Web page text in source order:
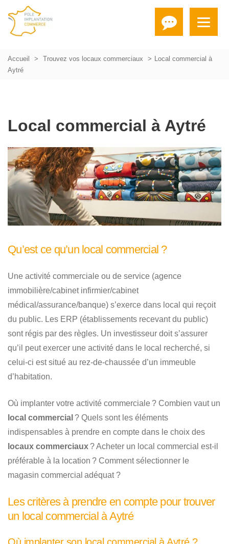
Accueil Trouvez vos locaux commerciaux
Local commercial à
Aytré
Local commercial à Aytré
Qu’est ce qu’un local commercial ?
Une activité commerciale ou de service (agence
immobilière/cabinet infirmier/cabinet
médical/assurance/banque) s’exerce dans local qui reçoit
du public. Les ERP (établissements recevant du public)
sont régis par des règles. Un investisseur doit s’assurer
qu’il peut exercer une activité dans le local recherché, si
celui-ci est situé au rez-de-chaussée d’un immeuble
d’habitation.
Où implanter votre activité commerciale ? Combien vaut un
local commercial ? Quels sont les éléments
indispensables à prendre en compte dans le choix des
locaux commerciaux ? Acheter un local commercial est-il
préférable à la location ? Comment sélectionner le
magasin commercial adéquat ?
Les critères à prendre en compte pour trouver
un local commercial à Aytré